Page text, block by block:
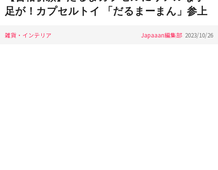
足が！カプセルトイ 「だるまーまん」参上
雑貨・インテリア Japaaan編集部 2023/10/26